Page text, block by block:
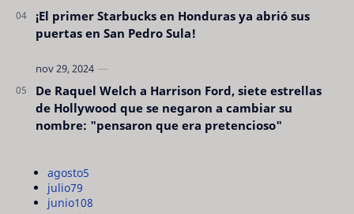
¡El primer Starbucks en Honduras ya abrió sus
puertas en San Pedro Sula!
De Raquel Welch a Harrison Ford, siete estrellas
de Hollywood que se negaron a cambiar su
nombre: "pensaron que era pretencioso"
agosto5
julio79
junio108